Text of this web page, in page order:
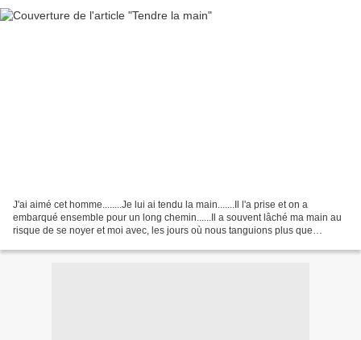
J'ai aimé cet homme........Je lui ai tendu la main.......Il l'a prise et on a
embarqué ensemble pour un long chemin......Il a souvent lâché ma main au
risque de se noyer et moi avec, les jours où nous tanguions plus que